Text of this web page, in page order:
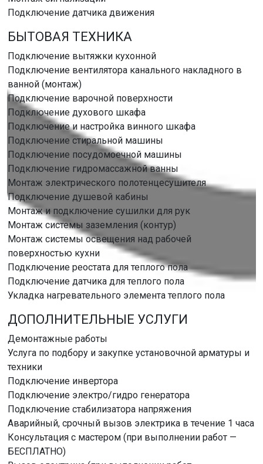
Подключение датчика движения
БЫТОВАЯ ТЕХНИКА
Подключение вытяжки кухонной
Подключение вентилятора канального накладного в
ванной (монтаж)
Подключение варочной поверхности
Подключение духового шкафа
Подключение и настройка винного шкафа
Подключение стиральной машины
Подключение посудомоечной машины
Подключение гидромассажной ванны
Монтаж электрического полотенцесушителя
Подключение душевой кабины
Монтаж и подключение сушилки для рук
Монтаж системы заземления (контур)
Монтаж системы освещения над рабочей
поверхностью кухни
Подключение реостата для теплого пола
Подключение датчика для теплого пола
Укладка нагревательного элемента теплого пола
ДОПОЛНИТЕЛЬНЫЕ УСЛУГИ
Демонтажные работы
Услуга по подбору и закупке установочной арматуры и
техники
Подключение инвертора
Подключение электро/гидро генератора
Подключение стабилизатора напряжения
Аварийный, срочный вызов электрика в течение 1 часа
Консультация с мастером (при выполнении работ —
БЕСПЛАТНО)